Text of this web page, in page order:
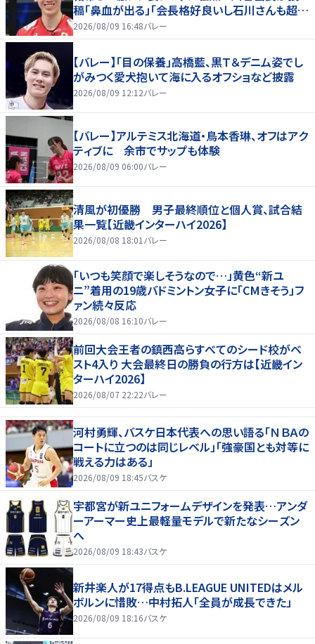
稿「鼻血が出る」「会長格好良いし石川さんも超格
好いい」
2026/08/09 16:48バレー
【バレー】「目の保養」高橋藍、黒Ｔ＆デニム姿でし
がみつく愛犬抱いて海に入るオフショなど披露
2026/08/09 12:12バレー
【バレー】アルテミス北海道・鳥本香琳、オフはアク
ティブに 余市でサップも体験
2026/08/09 06:00バレー
清風が初優勝 男子最終順位と個人賞、試合結
果一覧【近畿インターハイ2026】
2026/08/08 18:01 バレー
「いつも笑顔で楽しそうなので…」黄色“新ユ
ニ”着用の19歳バドミントン女子に「CMきそう」フ
ァン続々反応
2026/08/08 16:10バレー
前回大会王者の鎮西高らすべてのシード校がベ
スト4入り 大会最終日の勝負の行方は【近畿イン
ターハイ2026】
2026/08/07 22:22バレー
河村勇輝、バスケ日本代表への思い語る「ＮＢＡの
コートに立つのは同じレベル」「強豪国とも対等に
戦える力はある」
2026/08/09 18:45バスケ
宇都宮が新ユニフォームデザインを発表…アンダ
ーアーマー史上最軽量モデルで新たなシーズン
へ
2026/08/09 18:43バスケ
新井楽人が17得点もB.LEAGUE UNITEDはメル
ボルンに惜敗…中村拓人「全員が成長できた」
2026/08/09 18:16バスケ